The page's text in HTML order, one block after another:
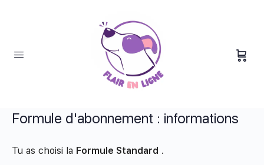
Paiement d’adhésion
Formule d'abonnement : informations
Tu as choisi la Formule Standard .